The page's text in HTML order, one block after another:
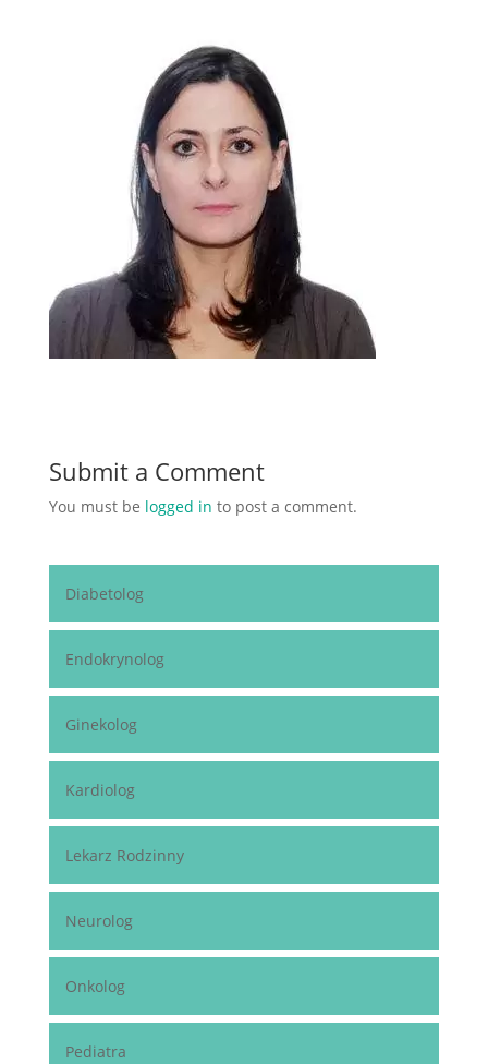
Submit a Comment
You must be logged in to post a comment.
Diabetolog
Endokrynolog
Ginekolog
Kardiolog
Lekarz Rodzinny
Neurolog
Onkolog
Pediatra